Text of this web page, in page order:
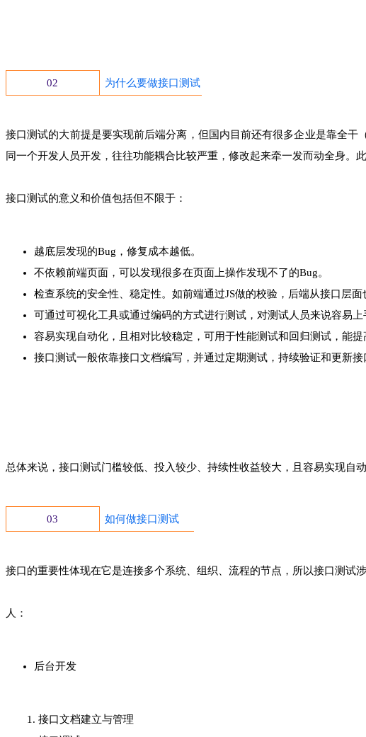
02 为什么要做接口测试
接口测试的大前提是要实现前后端分离，但国内目前还有很多企业是靠全
同一个开发人员开发，往往功能耦合比较严重，修改起来牵一发而动全身。
接口测试的意义和价值包括但不限于：
越底层发现的Bug，修复成本越低。
不依赖前端页面，可以发现很多在页面上操作发现不了的Bug。
检查系统的安全性、稳定性。如前端通过JS做的校验，后端从接口层
可通过可视化工具或通过编码的方式进行测试，对测试人员来说容易上
容易实现自动化，且相对比较稳定，可用于性能测试和回归测试，能提
接口测试一般依靠接口文档编写，并通过定期测试，持续验证和更新
总体来说，接口测试门槛较低、投入较少、持续性收益较大，且容易实现自
03 如何做接口测试
接口的重要性体现在它是连接多个系统、组织、流程的节点，所以接口测试
人：
后台开发
1. 接口文档建立与管理